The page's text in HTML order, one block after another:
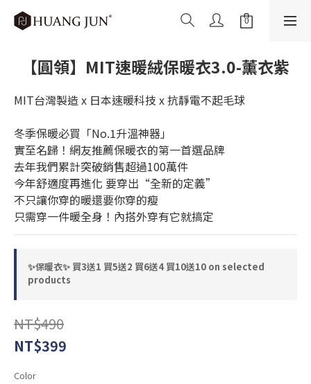
【圓領】MIT速暖絨保暖衣3.0-薰衣紫
MIT台灣製造 x 日本速暖科技 x 抗靜電不起毛球
冬季保暖必買「No.1升溫神器」
實至名歸！網友推薦保暖衣的第一首選品牌
去年我們累計突破銷售超過100萬件
今年舒適度再進化 要穿出“全新的定義”
不只讓你穿的暖還要你穿的瘦
只需穿一件暖全身！內搭外穿有它就搞定
✨保暖衣✨ 買3送1 買5送2 買6送4 買10送10 on selected
products
NT$490
NT$399
Color